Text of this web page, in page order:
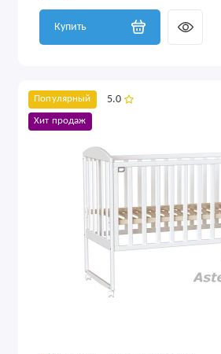
Купить
Популярный
Хит продаж
5.0